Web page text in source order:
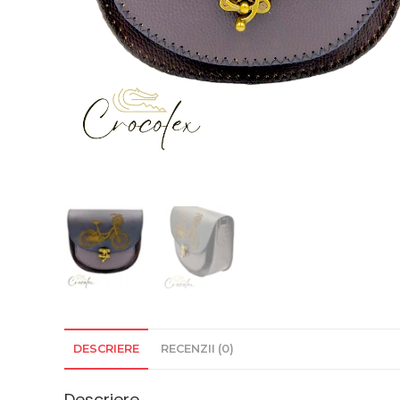
DESCRIERE RECENZII (0)